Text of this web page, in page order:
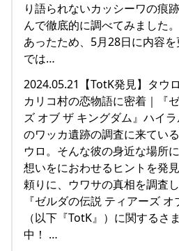
り語られないカッシーワの痕
んで徹底的に調べてみました
あったため、5月28日に内容
では…
2024.05.21【TotK発見】タウ
カリコ村の恋物語に密着｜『
ズ オブ ザ キングダム』ハイ
のワッカ遺跡の調査に来てい
ウロ。そんな彼の身近な場所
想いをにおわせるヒントを発
頼りに、ウワサの真相を調査
『ゼルダの伝説 ティアーズ オ
（以下『TotK』）に関するさ
中！ …